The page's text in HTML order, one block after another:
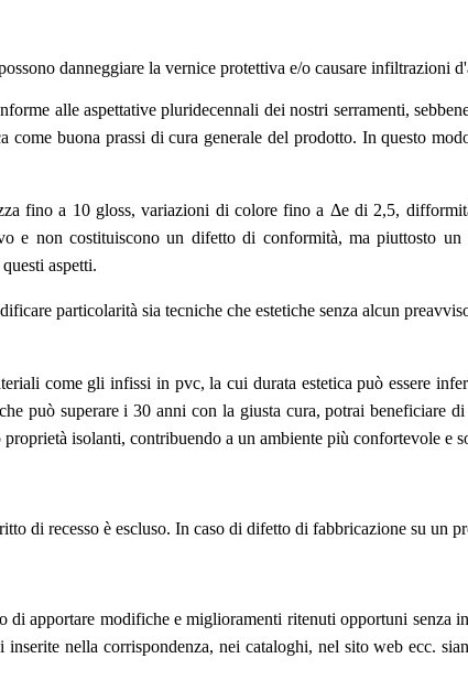
danneggiare la vernice protettiva e/o causare infiltrazioni
alle aspettative pluridecennali dei nostri serramenti,
buona prassi di cura generale del prodotto. In questo
fino a 10 gloss, variazioni di colore fino a Δe di 2,5,
e non costituiscono un difetto di conformità, ma piuttosto
aspetti.
particolarità sia tecniche che estetiche senza alcun
come gli infissi in pvc, la cui durata estetica può essere
può superare i 30 anni con la giusta cura, potrai beneficiare
isolanti, contribuendo a un ambiente più confortevole e
di recesso è escluso. In caso di difetto di fabbricazione su un
apportare modifiche e miglioramenti ritenuti opportuni senza
nella corrispondenza, nei cataloghi, nel sito web ecc.